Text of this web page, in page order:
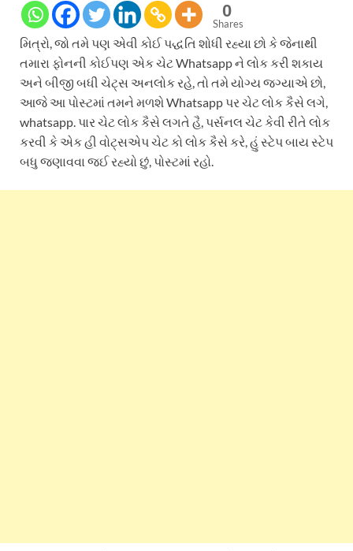
0
Shares
મિત્રો, જો તમે પણ એવી કોઈ પદ્ધતિ શોધી રહ્યા છો કે જેનાથી
તમારા ફોનની કોઈપણ એક ચેટ Whatsapp ને લોક કરી શકાય
અને બીજી બધી ચેટ્સ અનલોક રહે, તો તમે યોગ્ય જગ્યાએ છો,
આજે આ પોસ્ટમાં તમને મળશે Whatsapp પર ચેટ લોક કૈસે લગે,
whatsapp. પાર ચેટ લોક કૈસે લગતે હૈ, પર્સનલ ચેટ કેવી રીતે લોક
કરવી કે એક હી વોટ્સએપ ચેટ કો લોક કૈસે કરે, હું સ્ટેપ બાય સ્ટેપ
બધુ જણાવવા જઈ રહ્યો છું, પોસ્ટમાં રહો.